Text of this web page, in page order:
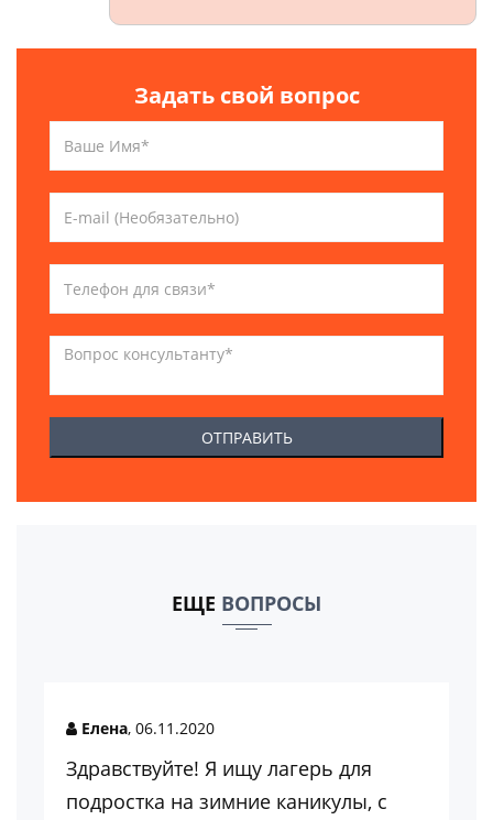
Задать свой вопрос
ЕЩЕ ВОПРОСЫ
Елена, 06.11.2020
Здравствуйте! Я ищу лагерь для
подростка на зимние каникулы, с